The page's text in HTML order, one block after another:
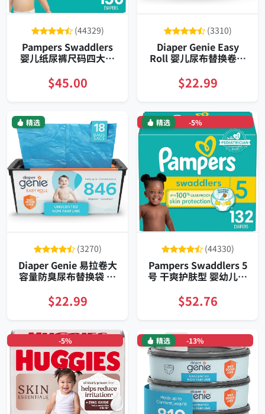
(44329)
Pampers Swaddlers
婴儿纸尿裤尺码四大容
亲肤透气舒爽夜间加护
$45.00
(3310)
Diaper Genie Easy
Roll 婴儿尿布替换卷可
复合膜节省塑料环保型
$22.99
精选
(3270)
Diaper Genie 易拉卷大
容量防臭尿布替换袋 双
Signature与Platinum
环保省料
$22.99
-5%
精选
(44330)
Pampers Swaddlers 5
号 干爽护肤型 婴幼儿超
$52.76
-5% -13%
精选